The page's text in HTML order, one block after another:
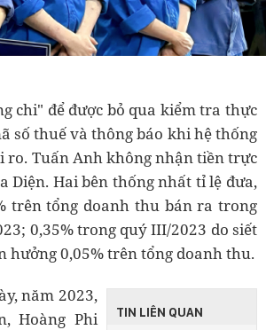
chi" để được bỏ qua kiểm tra thực
số thuế và thông báo khi hệ thống
ro. Tuấn Anh không nhận tiền trực
Diện. Hai bên thống nhất tỉ lệ đưa,
trên tổng doanh thu bán ra trong
0,35% trong quý III/2023 do siết
hưởng 0,05% trên tổng doanh thu.
TIN LIÊN QUAN
năm 2023,
Hoàng Phi